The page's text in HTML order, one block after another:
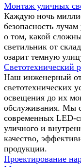
Монтаж уличных
Каждую ночь
безопасность
о том, какой
светильник от
озарит темную
Светотехнический
Наш инженерный
светотехнических
освещения до их
обслуживания. Мы
современных LED-
уличного и
качество,
продукции.
Проектирование